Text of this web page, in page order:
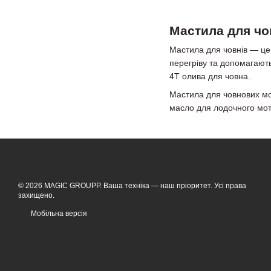
Мастила для
Мастила для човнів — це
перегріву та
4Т олива для човна.
Мастила для човнових
масло для лодочного
© 2026 MAGIC GROUPP. Ваша техніка — наш пріоритет. Усі права
захищено.
Мобільна версія